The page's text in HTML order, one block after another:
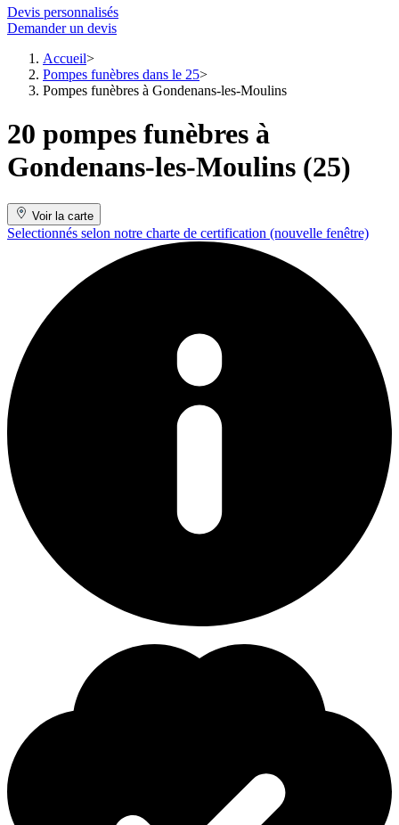
Devis personnalisés
Demander un devis
Accueil
Pompes funèbres dans le 25
Pompes funèbres à Gondenans-les-Moulins
20 pompes funèbres à
Gondenans-les-Moulins (25)
Voir la carte
Selectionnés selon notre charte de certification (nouvelle fenêtre)